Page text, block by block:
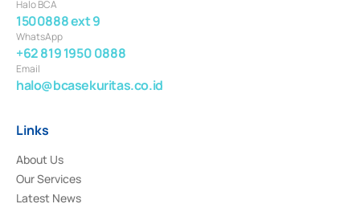
Halo BCA
1500888 ext 9
WhatsApp
+62 819 1950 0888
Email
halo@bcasekuritas.co.id
Links
About Us
Our Services
Latest News